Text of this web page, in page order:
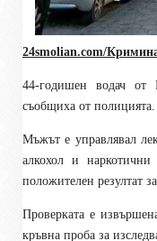
24smolian.com/
44-годишен водач от
съобщиха от полицията.
Мъжът е управлявал
алкохол и
положителен резултат
Проверката е
кръвна проба за